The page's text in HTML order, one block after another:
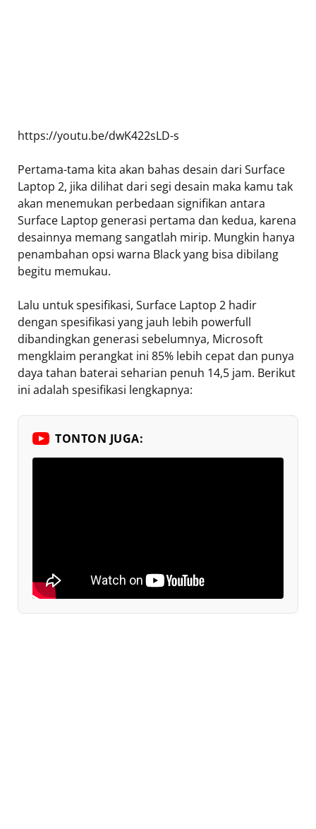
https://youtu.be/dwK422sLD-s
Pertama-tama kita akan bahas desain dari Surface
Laptop 2, jika dilihat dari segi desain maka kamu tak
akan menemukan perbedaan signifikan antara
Surface Laptop generasi pertama dan kedua, karena
desainnya memang sangatlah mirip. Mungkin hanya
penambahan opsi warna Black yang bisa dibilang
begitu memukau.
Lalu untuk spesifikasi, Surface Laptop 2 hadir
dengan spesifikasi yang jauh lebih powerfull
dibandingkan generasi sebelumnya, Microsoft
mengklaim perangkat ini 85% lebih cepat dan punya
daya tahan baterai seharian penuh 14,5 jam. Berikut
ini adalah spesifikasi lengkapnya:
TONTON JUGA: